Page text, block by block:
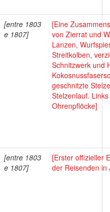
[entre 1803
e 1807]
[Eine
von Zierrat und
Lanzen,
Streitkolben,
Schnitzwerk und
geschnitzte
Stelzenlauf. Links
Ohrenpflöcke]
[entre 1803
e 1807]
[Erster offizieller
der Reisenden in